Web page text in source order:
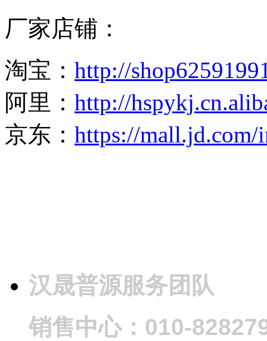
厂家店铺：
淘宝： http://
阿里： http://
京东： https://mall.jd.com/
汉晟普源服务团队
销售中心：010-